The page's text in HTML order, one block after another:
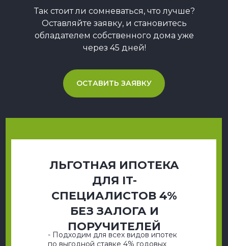
Так стоит ли сомневаться, что лучше?
Оставляйте заявку, и становитесь
обладателем собственного дома уже
через 45 дней!
ОСТАВИТЬ ЗАЯВКУ
ЛЬГОТНАЯ ИПОТЕКА
ДЛЯ IT-
СПЕЦИАЛИСТОВ 4%
БЕЗ ЗАЛОГА И
ПОРУЧИТЕЛЕЙ
- Подходим для всех видов ипотек
по выгодной ставке 4% годовых